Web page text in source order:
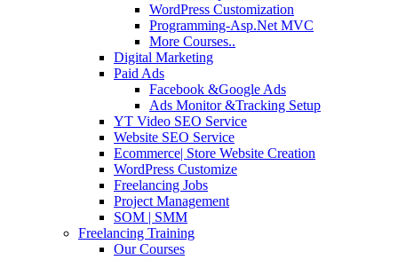
WordPress Customization
Programming-Asp.Net MVC
More Courses..
Digital Marketing
Paid Ads
Facebook &Google Ads
Ads Monitor &Tracking Setup
YT Video SEO Service
Website SEO Service
Ecommerce| Store Website Creation
WordPress Customize
Freelancing Jobs
Project Management
SOM | SMM
Freelancing Training
Our Courses